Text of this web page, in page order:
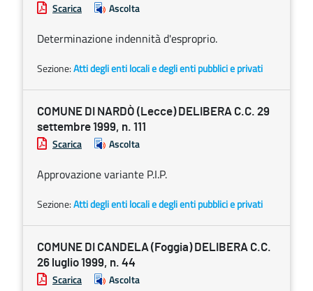
Scarica Ascolta
Determinazione indennità d'esproprio.
Sezione:Atti degli enti locali e degli enti pubblici e privati
COMUNE DI NARDÒ (Lecce) DELIBERA C.C. 29
settembre 1999, n. 111
Scarica Ascolta
Approvazione variante P.I.P.
Sezione:Atti degli enti locali e degli enti pubblici e privati
COMUNE DI CANDELA (Foggia) DELIBERA C.C.
26 luglio 1999, n. 44
Scarica Ascolta